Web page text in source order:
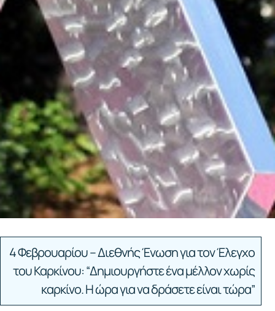
4 Φεβρουαρίου – Διεθνής Ένωση για τον Έλεγχο
του Καρκίνου: “Δημιουργήστε ένα μέλλον χωρίς
καρκίνο. Η ώρα για να δράσετε είναι τώρα”